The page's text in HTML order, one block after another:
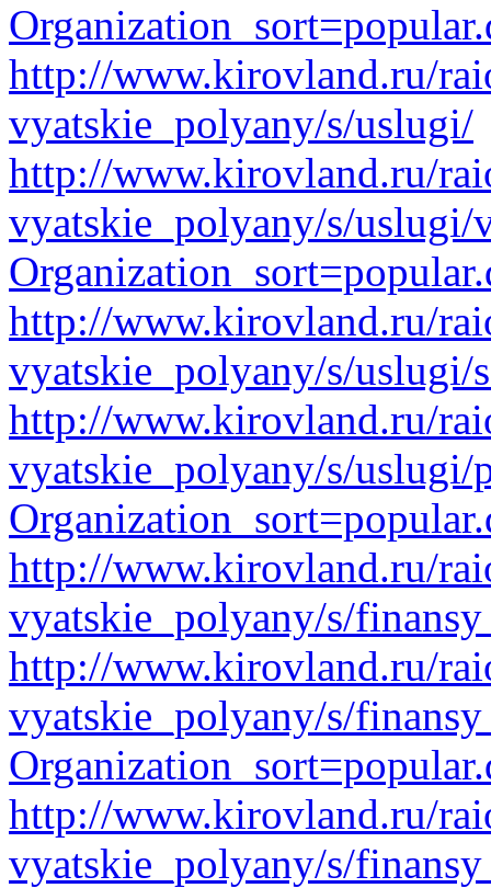
http://www.kirovland.ru/
vyatskie_polyany/s/uslugi/
http://www.kirovland.ru/
vyatskie_polyany/s/uslugi/
http://www.kirovland.ru/
vyatskie_polyany/s/uslugi/
http://www.kirovland.ru/
vyatskie_polyany/s/uslugi/
http://www.kirovland.ru/
vyatskie_polyany/s/
http://www.kirovland.ru/
vyatskie_polyany/s/
http://www.kirovland.ru/
vyatskie_polyany/s/